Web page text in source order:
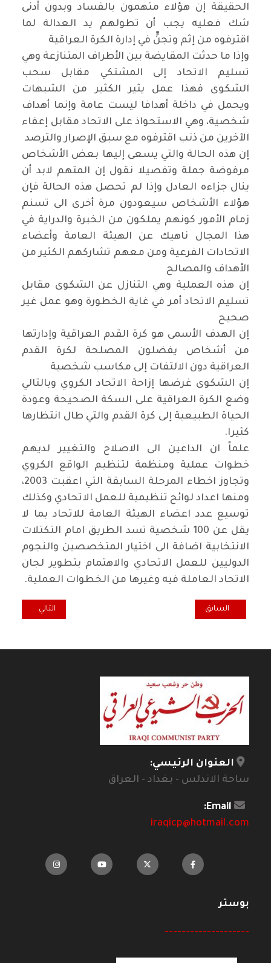
الحقيقة إن هؤلاء متهمون بالفساد وبدون أدنى
شك فعليه يجب أن تطولهم يد العدالة لما
اقترفوه من إثم وتجنٍّ في إدارة الكرة العراقية
وإذا ما حدثت المقايضة بين الأطراف المتنازعة وهي
تسليم الاتحاد إلى المشتكي مقابل سحب
الشكوى فهذا عمل يثير الكثير من الشبهات
ويحمل في داخلة أهدافا ليست عامة وإنما أهداف
شخصية، وهي الاستحواذ على الاتحاد مقابل إعفاء
الآخرين من ذنب اقترفوه مع سبق الإصرار والترصد
إن هذه الحالة والتي يسعى إليها بعض الأشخاص
مرفوضة جملة وتفصيلا نقول إن المتهم لابد أن
ينال جزاءه العادل وإذا لم تحصل هذه الحالة فإن
هؤلاء الأشخاص سيعودون مرة أخرى الى تسنم
زمام الأمور كونهم يملكون من الخبرة والدراية في
هذا المجال ناهيك عن الهيئة العامة وأعضاء
الاتحادات الفرعية ومن معهم تشاركهم الكثير من
الأهداف والمصالح
إن هذه العملية وهي التنازل عن الشكوى مقابل
تسليم الاتحاد أمر في غاية الخطورة وهو عمل غير
صحيح
إن الهدف الأسمى هو كرة القدم العراقية وإدارتها
من أشخاص يفضلون المصلحة لكرة القدم
العراقية دون الالتفات إلى مكاسب شخصية
إن الشكوى غرضها إزاحة الاتحاد الكروي وبالتالي
وضع الكرة العراقية على السكة الصحيحة وعودة
الحياة الطبيعية إلى كرة القدم والتي طال انتظارها
كثيرا.
علماً ان الداعين الى الاصلاح والتغيير لديهم
خطوات عملية ومنظمة لتنظيم الواقع الكروي
وتجاوز اخطاء المرحلة السابقة التي اعقبت 2003،
ومنها اعداد لوائح تنظيمية للعمل الاتحادي وكذلك
توسيع عدد اعضاء الهيئة العامة للاتحاد بما لا
يقل عن 100 شخصية تسد الطريق امام التكتلات
الانتخابية اضافة الى اختيار المتخصصين والنجوم
الدوليين للعمل الاتحادي والاهتمام بتطوير لجان
الاتحاد العاملة فيه وغيرها من الخطوات العملية.
المقال السابق: خارج النسق.. قوة لمكافحة الشغب ام مكافحة الشعب؟!
السابق المقال
التالي
العنوان الرئيسي:
ساحة الاندلس - بغداد - العراق
Email:
iraqicp@hotmail.com
بوستر
--------------------